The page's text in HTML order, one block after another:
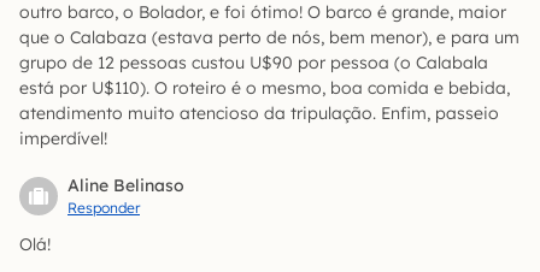
outro barco, o Bolador, e foi ótimo! O barco é grande, maior
que o Calabaza (estava perto de nós, bem menor), e para um
grupo de 12 pessoas custou U$90 por pessoa (o Calabala
está por U$110). O roteiro é o mesmo, boa comida e bebida,
atendimento muito atencioso da tripulação. Enfim, passeio
imperdível!
Aline Belinaso
Responder
Olá!